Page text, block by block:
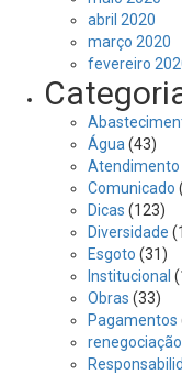
abril 2020
março 2020
fevereiro
Água (43)
Atendimento
Comunicado
Dicas (123)
Diversidade
Esgoto (31)
Institucional
Obras (33)
Pagamentos